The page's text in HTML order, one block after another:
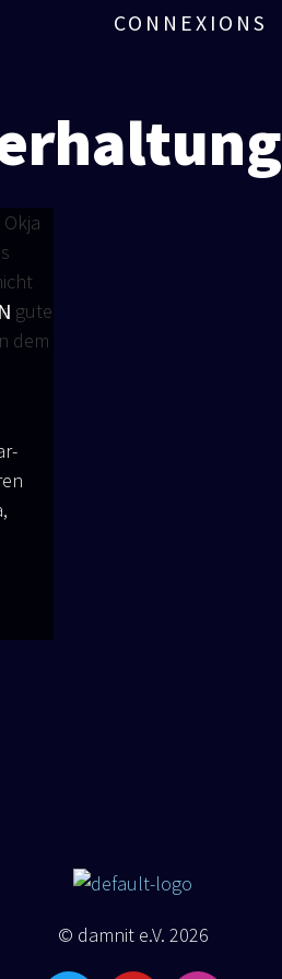
CONNEXIONS
© damnit e.V. 2026